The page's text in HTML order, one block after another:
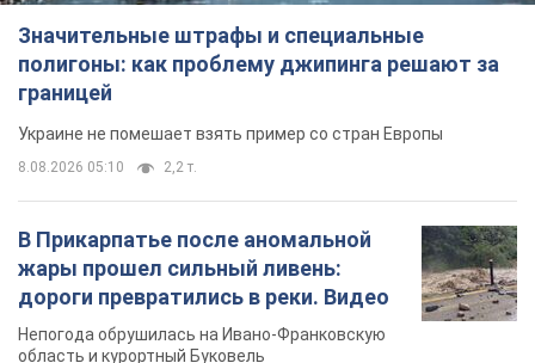
Непогода обрушилась на Ивано-Франковскую
область и курортный Буковель
30,1 т.
Женщине начислили 729 тыс. грн
долга за газ из-за показаний
неисправного счетчика: судья
вынес неожиданное решение
Нужно ли платить долг из-за доначисления
8 годин тому 31,2 т.